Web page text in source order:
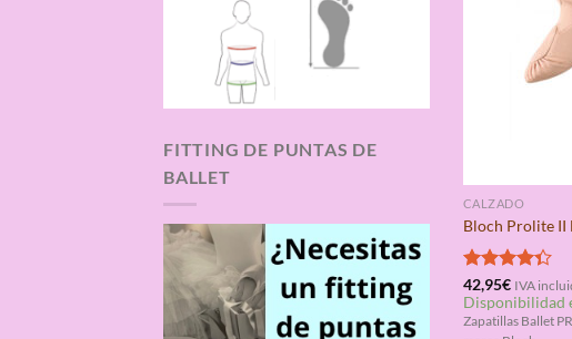
FITTING DE PUNTAS DE
BALLET
CALZADO
Bloch Prolite II
Valorado
con4.33
de 5
42,95€ IVA
Disponibilidad
Zapatillas Ballet